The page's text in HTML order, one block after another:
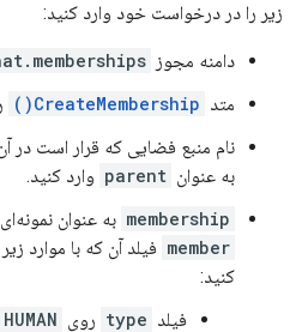
زیر را در درخواست خود وارد کنید:
دامنه مجوز
متد CreateMembership()
نام منبع فضایی که قرار است در
به عنوان parent وارد کنید.
membership به عنوان نمونه‌ای
member فیلد آن که با موارد
کنید:
فیلد type روی HUMAN